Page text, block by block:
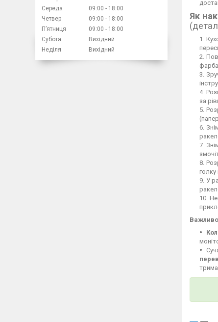
Як
за
голку
У
Не
Середа
09:00
18:00
Четвер
09:00
18:00
Пʼятниця
09:00
18:00
Субота
Вихідний
Неділя
Вихідний